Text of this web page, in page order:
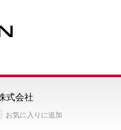
お気に入りに追加
式会社